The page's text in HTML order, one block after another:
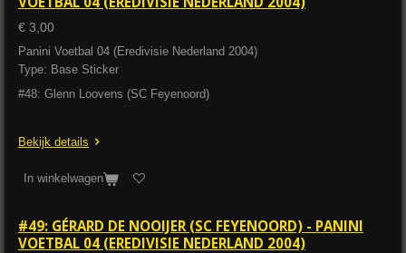
€ 3,00
Panini Voetbal 04 (Eredivisie Nederland 2004)
Type: Base Sticker
#48: Glenn Loovens (SC Feyenoord)
Bekijk details
In winkelwagen
#49: GÉRARD DE NOOIJER (SC FEYENOORD) - PANINI
VOETBAL 04 (EREDIVISIE NEDERLAND 2004)